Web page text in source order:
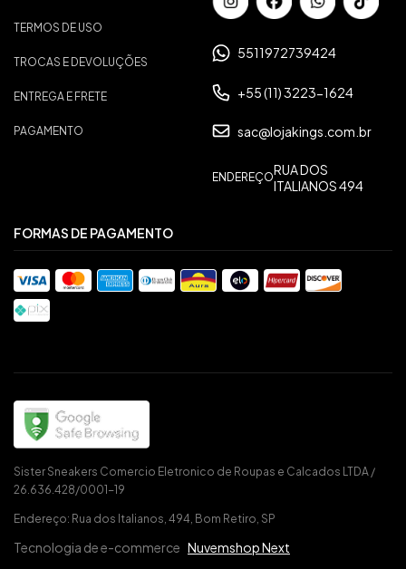
TERMOS DE USO
TROCAS E DEVOLUÇÕES
ENTREGA E FRETE
PAGAMENTO
5511972739424
+55 (11) 3223-1624
sac@lojakings.com.br
ENDEREÇORUA DOS
ITALIANOS 494
FORMAS DE PAGAMENTO
Sister Sneakers Comercio Eletronico de Roupas e Calcados LTDA /
26.636.428/0001-19
Endereço: Rua dos Italianos, 494, Bom Retiro, SP
Tecnologia de e-commerce Nuvemshop Next